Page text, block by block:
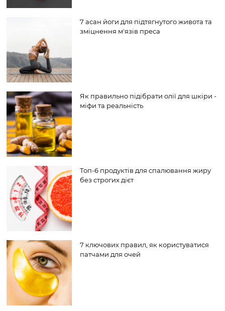
7 асан йоги для підтягнутого живота та
зміцнення м'язів преса
Як правильно підібрати олії для шкіри -
міфи та реальність
Топ-6 продуктів для спалювання жиру
без строгих дієт
7 ключових правил, як користуватися
патчами для очей